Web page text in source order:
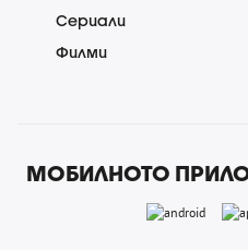
Сериали
Филми
МОБИЛНОТО